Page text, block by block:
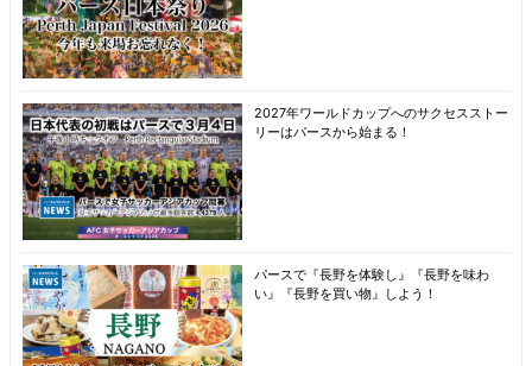
2027年ワールドカップへのサクセスストー
リーはパースから始まる！
パースで『長野を体験し』『長野を味わ
い』『長野を買い物』しよう！